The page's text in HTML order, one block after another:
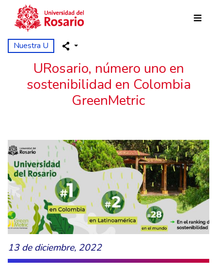
Pasar al contenido principal
Nuestra U
URosario, número uno en
sostenibilidad en Colombia
GreenMetric
13 de diciembre, 2022